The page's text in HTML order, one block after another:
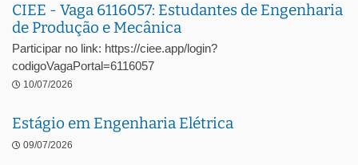
CIEE - Vaga 6116057: Estudantes de Engenharia
de Produção e Mecânica
Participar no link: https://ciee.app/login?
codigoVagaPortal=6116057
10/07/2026
Estágio em Engenharia Elétrica
09/07/2026